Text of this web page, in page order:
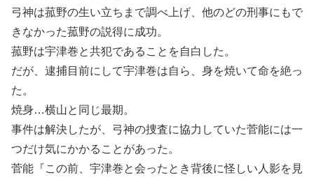
弓神は菰野の生い立ちまで調べ上げ、他のどの刑事にもで
きなかった菰野の説得に成功。
菰野は宇津巻と共犯であることを自白した。
だが、逮捕目前にして宇津巻は自ら、身を焼いて命を絶っ
た。
焼身…横山と同じ最期。
事件は解決したが、弓神の捜査に協力していた菅能には一
つだけ気にかかることがあった。
菅能『この前、宇津巻と会ったとき背後に怪しい人影を見